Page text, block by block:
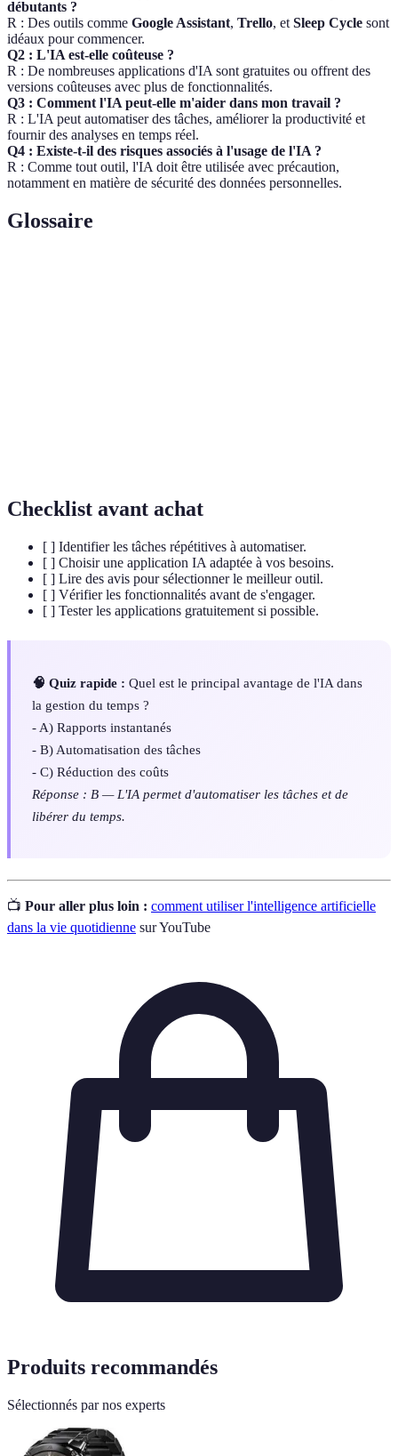
débutants ?
R : Des outils comme Google Assistant, Trello, et Sleep Cycle sont
idéaux pour commencer.
Q2 : L'IA est-elle coûteuse ?
R : De nombreuses applications d'IA sont gratuites ou offrent des
versions coûteuses avec plus de fonctionnalités.
Q3 : Comment l'IA peut-elle m'aider dans mon travail ?
R : L'IA peut automatiser des tâches, améliorer la productivité et
fournir des analyses en temps réel.
Q4 : Existe-t-il des risques associés à l'usage de l'IA ?
R : Comme tout outil, l'IA doit être utilisée avec précaution,
notamment en matière de sécurité des données personnelles.
Glossaire
Checklist avant achat
[ ] Identifier les tâches répétitives à automatiser.
[ ] Choisir une application IA adaptée à vos besoins.
[ ] Lire des avis pour sélectionner le meilleur outil.
[ ] Vérifier les fonctionnalités avant de s'engager.
[ ] Tester les applications gratuitement si possible.
🧠 Quiz rapide : Quel est le principal avantage de l'IA dans
la gestion du temps ?
- A) Rapports instantanés
- B) Automatisation des tâches
- C) Réduction des coûts
Réponse : B — L'IA permet d'automatiser les tâches et de
libérer du temps.
📺 Pour aller plus loin : comment utiliser l'intelligence artificielle
dans la vie quotidienne sur YouTube
Produits recommandés
Sélectionnés par nos experts